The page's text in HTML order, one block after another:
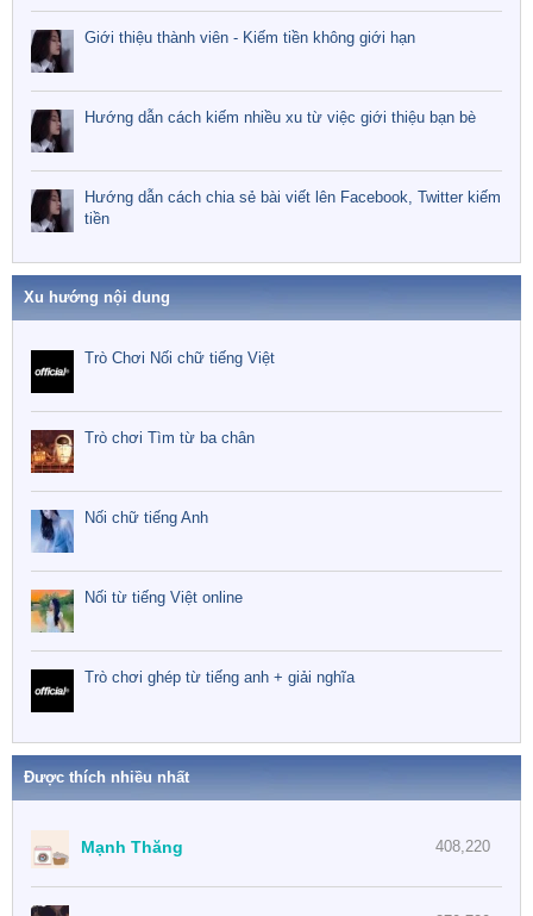
Giới thiệu thành viên - Kiếm tiền không giới hạn
Hướng dẫn cách kiếm nhiều xu từ việc giới thiệu bạn bè
Hướng dẫn cách chia sẻ bài viết lên Facebook, Twitter kiếm
tiền
Xu hướng nội dung
Trò Chơi Nối chữ tiếng Việt
Trò chơi Tìm từ ba chân
Nối chữ tiếng Anh
Nối từ tiếng Việt online
Trò chơi ghép từ tiếng anh + giải nghĩa
Được thích nhiều nhất
408,220
Mạnh Thăng